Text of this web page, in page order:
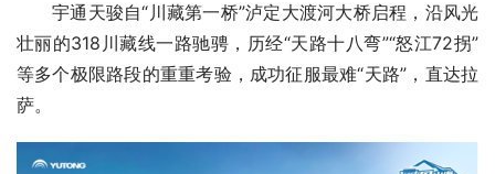
宇通天骏自“川藏第一桥”泸定大渡河大桥启程，沿风光
壮丽的318川藏线一路驰骋，历经“天路十八弯”“怒江72拐”
等多个极限路段的重重考验，成功征服最难“天路”，直达拉
萨。